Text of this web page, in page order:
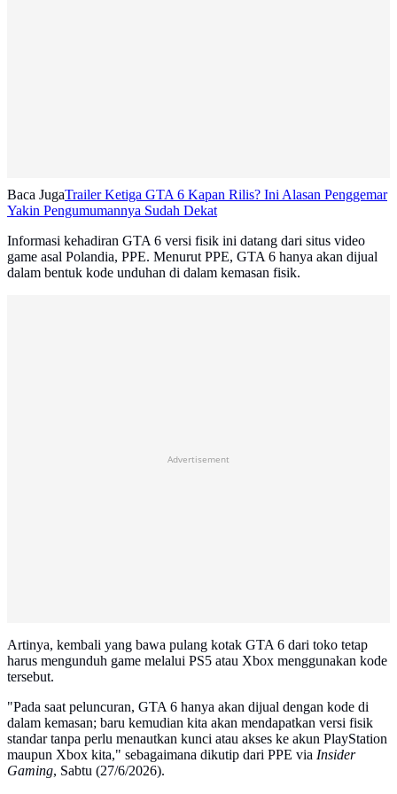
Baca JugaTrailer Ketiga GTA 6 Kapan Rilis? Ini Alasan Penggemar
Yakin Pengumumannya Sudah Dekat
Informasi kehadiran GTA 6 versi fisik ini datang dari situs video
game asal Polandia, PPE. Menurut PPE, GTA 6 hanya akan dijual
dalam bentuk kode unduhan di dalam kemasan fisik.
Advertisement
Artinya, kembali yang bawa pulang kotak GTA 6 dari toko tetap
harus mengunduh game melalui PS5 atau Xbox menggunakan kode
tersebut.
"Pada saat peluncuran, GTA 6 hanya akan dijual dengan kode di
dalam kemasan; baru kemudian kita akan mendapatkan versi fisik
standar tanpa perlu menautkan kunci atau akses ke akun PlayStation
maupun Xbox kita," sebagaimana dikutip dari PPE via Insider
Gaming, Sabtu (27/6/2026).